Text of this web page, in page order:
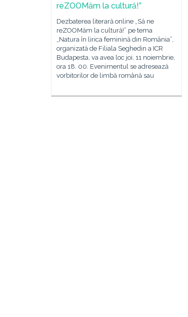
reZOOMăm la cultură!”
Dezbaterea literară online „Să ne
reZOOMăm la cultură!” pe tema
„Natura în lirica feminină din România”,
organizată de Filiala Seghedin a ICR
Budapesta, va avea loc joi, 11 noiembrie,
ora 18. 00. Evenimentul se adresează
vorbitorilor de limbă română sau